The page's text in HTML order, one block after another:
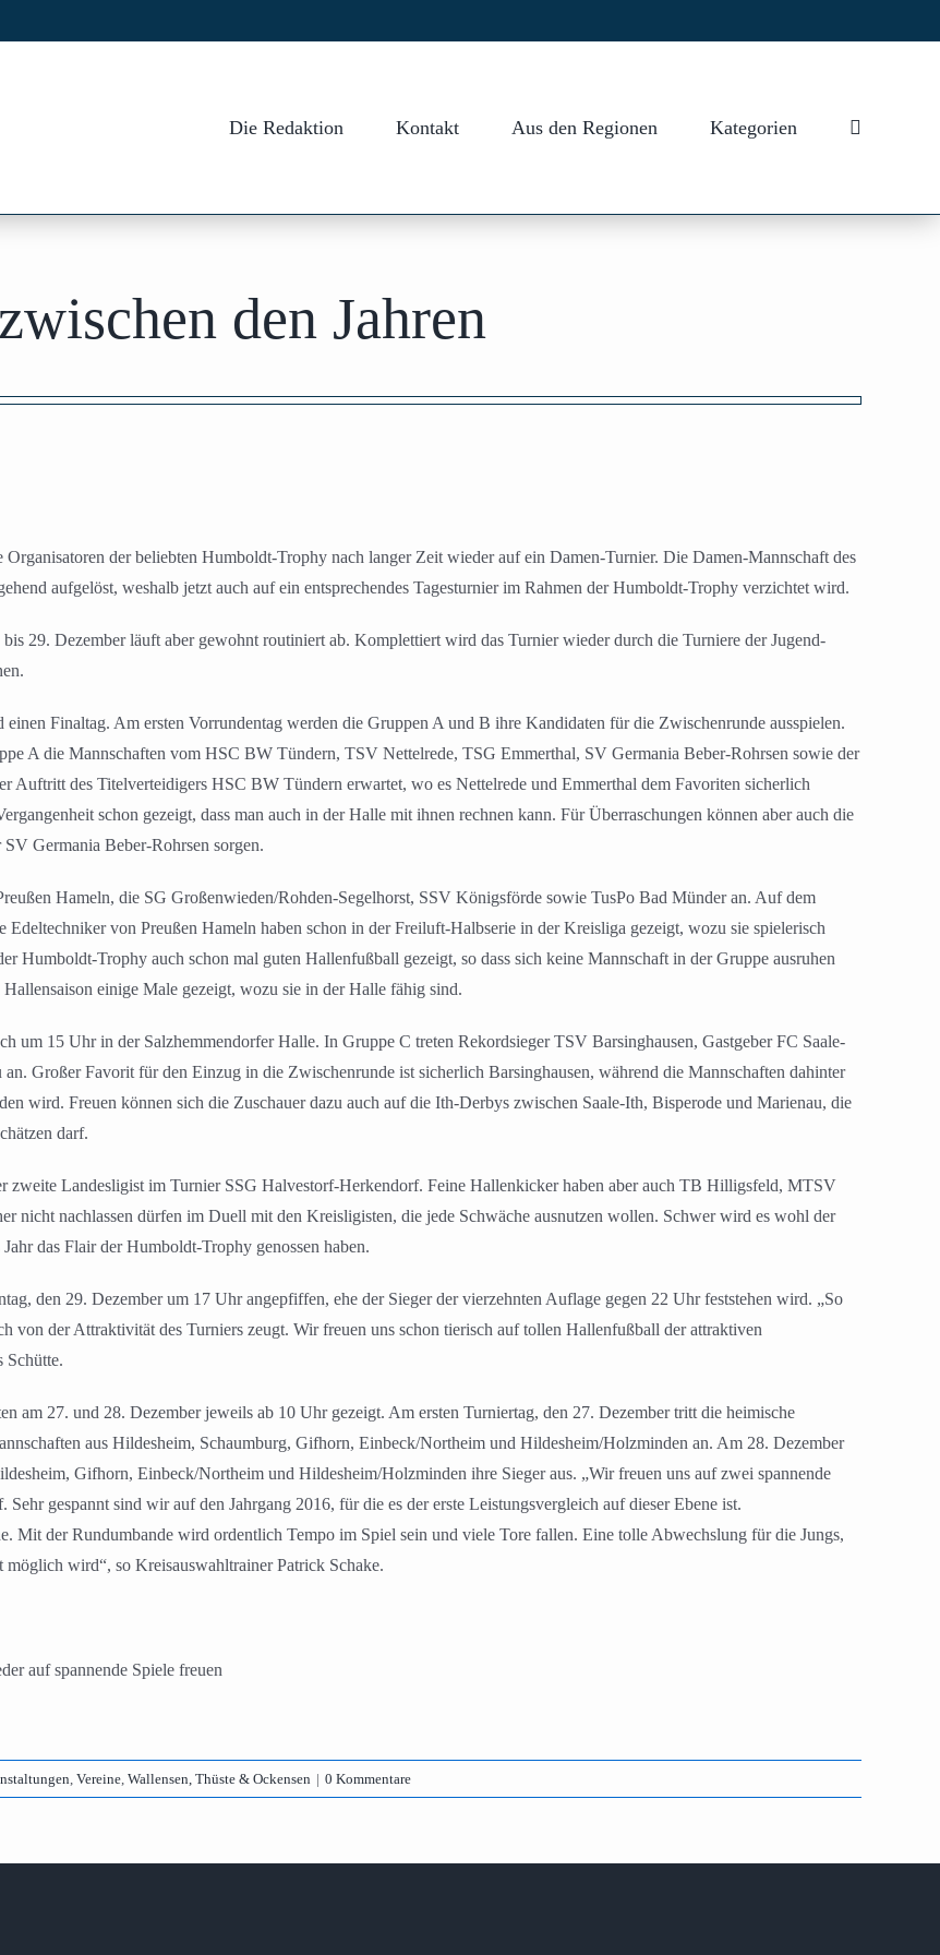
Die Redaktion Kontakt Aus den Regionen Kategorien
den Jahren
der beliebten Humboldt-Trophy nach langer Zeit wieder auf ein Damen-Turnier. Die Damen-Mannschaft des
aufgelöst, weshalb jetzt auch auf ein entsprechendes Tagesturnier im Rahmen der Humboldt-Trophy verzichtet wird.
29. Dezember läuft aber gewohnt routiniert ab. Komplettiert wird das Turnier wieder durch die Turniere der Jugend-
Finaltag. Am ersten Vorrundentag werden die Gruppen A und B ihre Kandidaten für die Zwischenrunde ausspielen.
A die Mannschaften vom HSC BW Tündern, TSV Nettelrede, TSG Emmerthal, SV Germania Beber-Rohrsen sowie der
Auftritt des Titelverteidigers HSC BW Tündern erwartet, wo es Nettelrede und Emmerthal dem Favoriten sicherlich
schon gezeigt, dass man auch in der Halle mit ihnen rechnen kann. Für Überraschungen können aber auch die
Germania Beber-Rohrsen sorgen.
Hameln, die SG Großenwieden/Rohden-Segelhorst, SSV Königsförde sowie TusPo Bad Münder an. Auf dem
von Preußen Hameln haben schon in der Freiluft-Halbserie in der Kreisliga gezeigt, wozu sie spielerisch
Humboldt-Trophy auch schon mal guten Hallenfußball gezeigt, so dass sich keine Mannschaft in der Gruppe ausruhen
einige Male gezeigt, wozu sie in der Halle fähig sind.
um 15 Uhr in der Salzhemmendorfer Halle. In Gruppe C treten Rekordsieger TSV Barsinghausen, Gastgeber FC Saale-
Großer Favorit für den Einzug in die Zwischenrunde ist sicherlich Barsinghausen, während die Mannschaften dahinter
wird. Freuen können sich die Zuschauer dazu auch auf die Ith-Derbys zwischen Saale-Ith, Bisperode und Marienau, die
darf.
zweite Landesligist im Turnier SSG Halvestorf-Herkendorf. Feine Hallenkicker haben aber auch TB Hilligsfeld, MTSV
nicht nachlassen dürfen im Duell mit den Kreisligisten, die jede Schwäche ausnutzen wollen. Schwer wird es wohl der
das Flair der Humboldt-Trophy genossen haben.
den 29. Dezember um 17 Uhr angepfiffen, ehe der Sieger der vierzehnten Auflage gegen 22 Uhr feststehen wird. „So
von der Attraktivität des Turniers zeugt. Wir freuen uns schon tierisch auf tollen Hallenfußball der attraktiven
Schütte.
am 27. und 28. Dezember jeweils ab 10 Uhr gezeigt. Am ersten Turniertag, den 27. Dezember tritt die heimische
aus Hildesheim, Schaumburg, Gifhorn, Einbeck/Northeim und Hildesheim/Holzminden an. Am 28. Dezember
Gifhorn, Einbeck/Northeim und Hildesheim/Holzminden ihre Sieger aus. „Wir freuen uns auf zwei spannende
gespannt sind wir auf den Jahrgang 2016, für die es der erste Leistungsvergleich auf dieser Ebene ist.
Mit der Rundumbande wird ordentlich Tempo im Spiel sein und viele Tore fallen. Eine tolle Abwechslung für die Jungs,
wird“, so Kreisauswahltrainer Patrick Schake.
auf spannende Spiele freuen
, Vereine, Wallensen, Thüste & Ockensen | 0 Kommentare